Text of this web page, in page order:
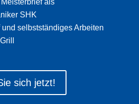
als
SHK
selbstständiges Arbeiten
sich jetzt!